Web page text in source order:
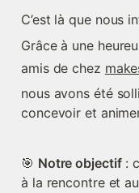
C’est là que nous
Grâce à une
amis de chez
nous avons été
concevoir et
🎯 Notre objectif :
à la rencontre et